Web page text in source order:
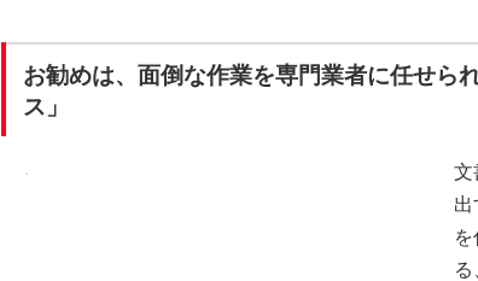
お勧めは、面倒な作業を専門業者に任せら
ス」
文
出